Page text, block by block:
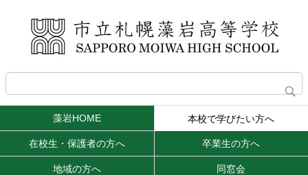
藻岩HOME 本校で学びたい方へ
在校生・保護者の方へ 卒業生の方へ
地域の方へ 同窓会